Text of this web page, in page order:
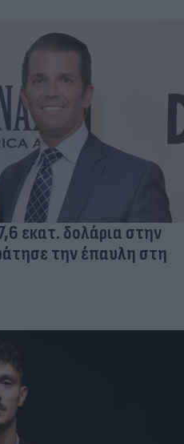
εκατ. δολάρια στην
την έπαυλη στη